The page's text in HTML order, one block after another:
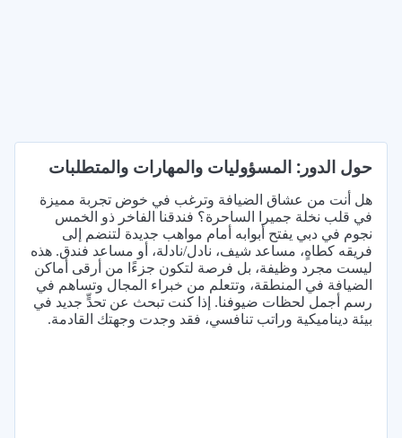
حول الدور: المسؤوليات والمهارات والمتطلبات
هل أنت من عشاق الضيافة وترغب في خوض تجربة مميزة
في قلب نخلة جميرا الساحرة؟ فندقنا الفاخر ذو الخمس
نجوم في دبي يفتح أبوابه أمام مواهب جديدة لتنضم إلى
فريقه كطاهٍ، مساعد شيف، نادل/نادلة، أو مساعد فندق. هذه
ليست مجرد وظيفة، بل فرصة لتكون جزءًا من أرقى أماكن
الضيافة في المنطقة، وتتعلم من خبراء المجال وتساهم في
رسم أجمل لحظات ضيوفنا. إذا كنت تبحث عن تحدٍّ جديد في
بيئة ديناميكية وراتب تنافسي، فقد وجدت وجهتك القادمة.